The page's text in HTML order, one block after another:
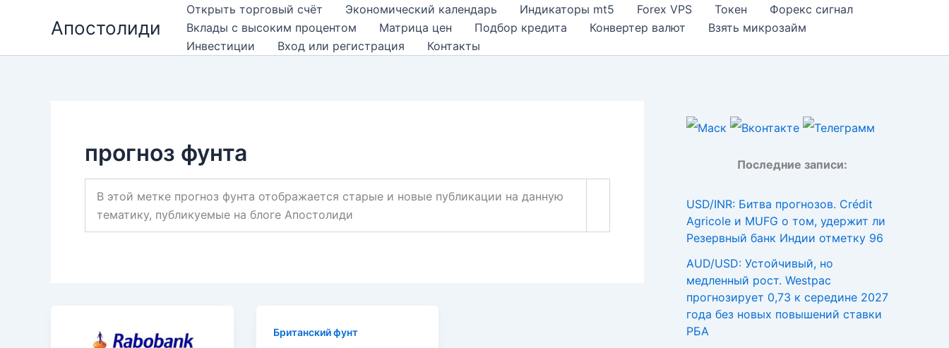
Апостолиди
Открыть торговый счёт Экономический календарь Индикаторы mt5 Forex VPS Токен
Форекс сигнал
Вклады с высоким процентом
Матрица цен Подбор кредита Конвертер валют
Взять микрозайм
Инвестиции
Вход или регистрация Контакты
прогноз фунта
В этой метке прогноз фунта отображается старые и новые публикации на данную
тематику, публикуемые на блоге Апостолиди
Британский фунт
Последние записи:
USD/INR: Битва прогнозов. Crédit
Agricole и MUFG о том, удержит ли
Резервный банк Индии отметку 96
AUD/USD: Устойчивый, но
медленный рост. Westpac
прогнозирует 0,73 к середине 2027
года без новых повышений ставки
РБА